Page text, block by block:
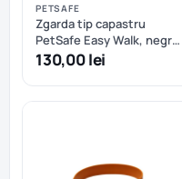
PETSAFE
Zgarda tip capastru
PetSafe Easy Walk, negru
- M
130,00 lei